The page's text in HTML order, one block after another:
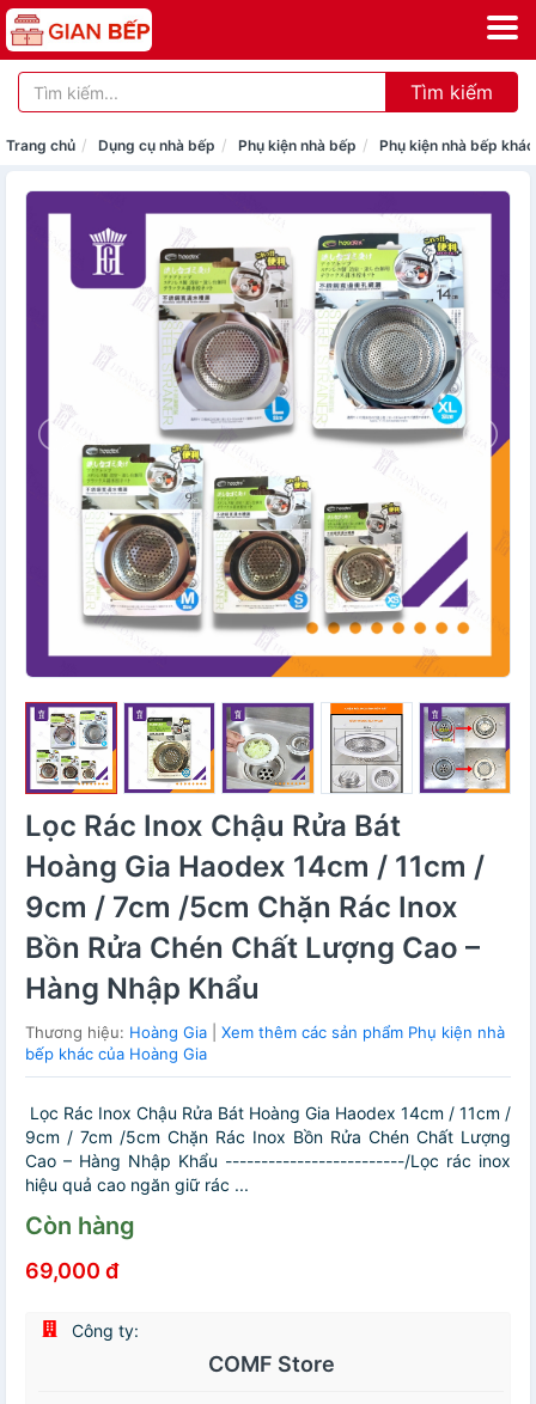
Tìm kiếm
Trang chủ Dụng cụ nhà bếp Phụ kiện nhà bếp Phụ kiện nhà bếp khác
Lọc Rác Inox Chậu Rửa Bát
Hoàng Gia Haodex 14cm / 11cm /
9cm / 7cm /5cm Chặn Rác Inox
Bồn Rửa Chén Chất Lượng Cao –
Hàng Nhập Khẩu
Thương hiệu: Hoàng Gia
Xem thêm các sản phẩm Phụ kiện nhà
bếp khác của Hoàng Gia
Lọc Rác Inox Chậu Rửa Bát Hoàng Gia Haodex 14cm / 11cm /
9cm / 7cm /5cm Chặn Rác Inox Bồn Rửa Chén Chất Lượng
Cao – Hàng Nhập Khẩu -------------------------/Lọc rác inox
hiệu quả cao ngăn giữ rác ...
Còn hàng
69,000 đ
Công ty:
COMF Store